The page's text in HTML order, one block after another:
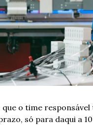
que o time
só para daqui a